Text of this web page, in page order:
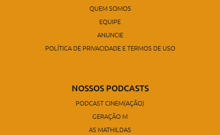
QUEM SOMOS
EQUIPE
ANUNCIE
POLÍTICA DE PRIVACIDADE E TERMOS DE USO
NOSSOS PODCASTS
PODCAST CINEM(AÇÃO)
GERAÇÃO M
AS MATHILDAS